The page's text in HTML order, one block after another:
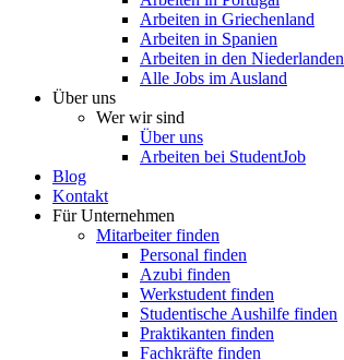
Arbeiten in Griechenland
Arbeiten in Spanien
Arbeiten in den Niederlanden
Alle Jobs im Ausland
Über uns
Wer wir sind
Über uns
Arbeiten bei StudentJob
Blog
Kontakt
Für Unternehmen
Mitarbeiter finden
Personal finden
Azubi finden
Werkstudent finden
Studentische Aushilfe finden
Praktikanten finden
Fachkräfte finden